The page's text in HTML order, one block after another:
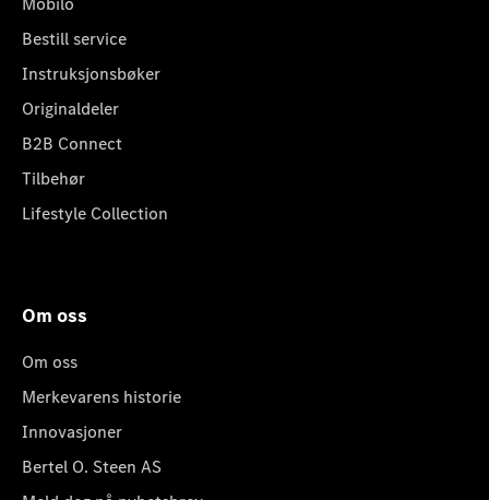
Bestill service
Instruksjonsbøker
Originaldeler
B2B Connect
Tilbehør
Lifestyle Collection
Om oss
Om oss
Merkevarens historie
Innovasjoner
Bertel O. Steen AS